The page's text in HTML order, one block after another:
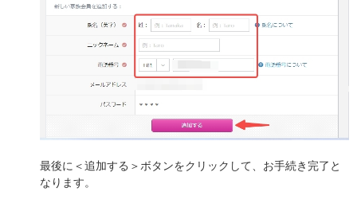
最後に＜追加する＞ボタンをクリックして、お手続き完了と
なります。